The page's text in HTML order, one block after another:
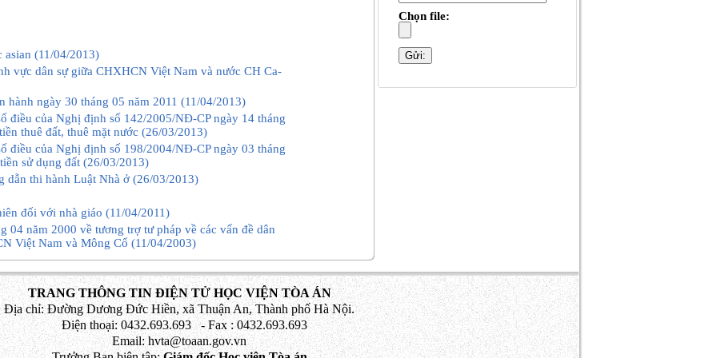
chuyển cho nhau các văn bản pháp luật cũng như các thông tin về pháp
nước mình và các thông tin về tư pháp.
SỰ, GIA ĐÌNH VÀ HÌNH SỰ
vi tương trợ tư pháp
về các vấn đề dân sự, gia đình và hình sự.
biệt trong khuôn khổ tố tụng dân sự và tố tụng hình sự, đặc biệt là tống
tang vật chứng, tiến hành giám định, lấy lời khai của người bị tình nghi,
cũng như xem xét về mặt tư pháp.
pháp
ký kết có thẩm quyền về dân sự, gia đình và hình sự gửi các giấy ủy thác
3 Hiệp định này.
ủy thác cũng được chuyển theo cách thức trên đây.
hạn chế quyền của một nước ký kết được trực tiếp tống đạt giấy tờ cho
ký kết kia hoặc lấy lời khai của những người này thông qua có quan đại
những trường hợp này, không được áp dụng các biện pháp cưỡng chế.
người cần được tống đạt giấy tờ, cần lấy lời khai thì quốc tịch của người đó
thực hiện tống đạt giấy tờ hoặc lấy lời khai.
sau đây:
yêu cầu;
tình nghi, bị cáo hoặc những người bị kết án; nơi thường trú hay tạm trú;
việc hình sự; nếu có thể được, thì ghi nơi và ngày sinh của những người bị
và họ tên của cha mẹ họ;
cho việc thực hiện ủy thác; và trong các việc hình sự thì mô tả vụ án và
được cơ quan yêu cầu ký và đóng dấu chính thức.
(11/04/2013)
vực dân sự giữa CHXHCN Việt Nam và nước CH Ca-
hành ngày 30 tháng 05 năm 2011 (11/04/2013)
điều của Nghị định số 142/2005/NĐ-CP ngày 14 tháng
thuê đất, thuê mặt nước (26/03/2013)
điều của Nghị định số 198/2004/NĐ-CP ngày 03 tháng
sử dụng đất (26/03/2013)
thi hành Luật Nhà ở (26/03/2013)
đối với nhà giáo (11/04/2011)
04 năm 2000 về tương trợ tư pháp về các vấn đề dân
Việt Nam và Mông Cổ (11/04/2003)
Chọn file:
TRANG THÔNG TIN ĐIỆN TỬ HỌC VIỆN TÒA ÁN
Địa chỉ: Đường Dương Đức Hiền, xã Thuận An, Thành phố Hà Nội.
Điện thoại: 0432.693.693 - Fax : 0432.693.693
Email: hvta@toaan.gov.vn